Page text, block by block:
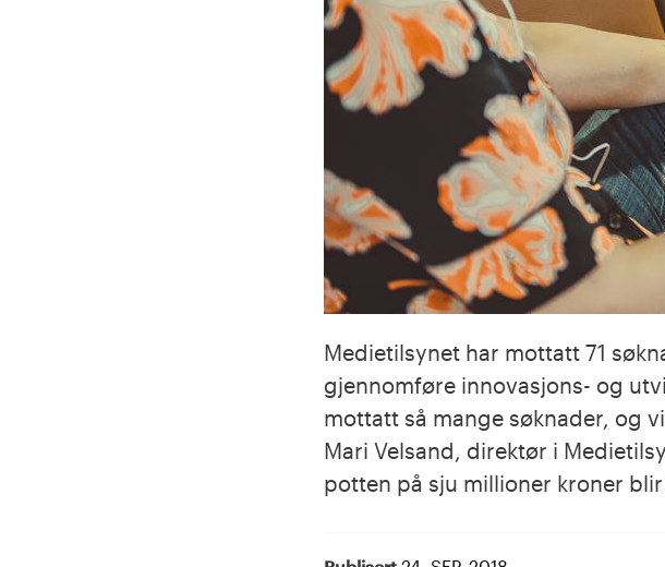
Medietilsynet har mottatt 71
gjennomføre innovasjons- og
mottatt så mange søknader, og
Mari Velsand, direktør i
potten på sju millioner kroner